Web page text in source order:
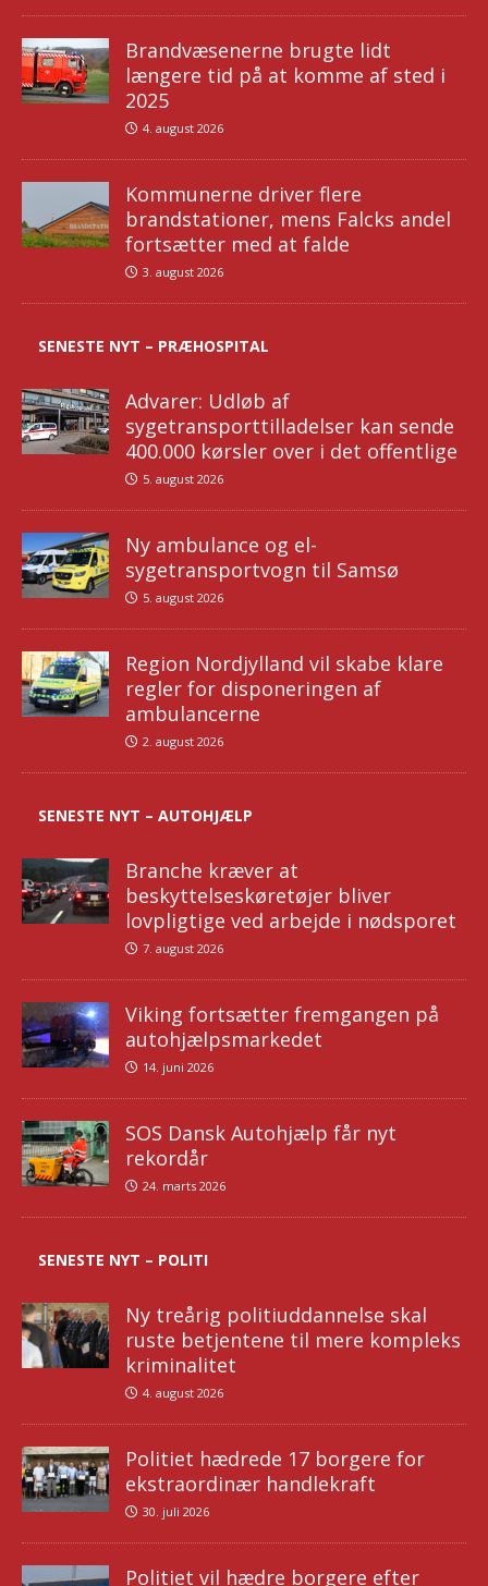
Brandvæsenerne brugte lidt
længere tid på at komme af sted i
2025
4. august 2026
Kommunerne driver flere
brandstationer, mens Falcks andel
fortsætter med at falde
3. august 2026
SENESTE NYT – PRÆHOSPITAL
Advarer: Udløb af
sygetransporttilladelser kan sende
400.000 kørsler over i det offentlige
5. august 2026
Ny ambulance og el-
sygetransportvogn til Samsø
5. august 2026
Region Nordjylland vil skabe klare
regler for disponeringen af
ambulancerne
2. august 2026
SENESTE NYT – AUTOHJÆLP
Branche kræver at
beskyttelseskøretøjer bliver
lovpligtige ved arbejde i nødsporet
7. august 2026
Viking fortsætter fremgangen på
autohjælpsmarkedet
14. juni 2026
SOS Dansk Autohjælp får nyt
rekordår
24. marts 2026
SENESTE NYT – POLITI
Ny treårig politiuddannelse skal
ruste betjentene til mere kompleks
kriminalitet
4. august 2026
Politiet hædrede 17 borgere for
ekstraordinær handlekraft
30. juli 2026
Politiet vil hædre borgere efter